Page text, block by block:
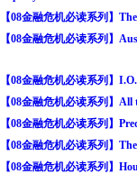
【08金融危机必读系列】
【08金融危机必读系列】
【08金融危机必读系列】
【08金融危机必读系列】All
【08金融危机必读系列】
【08金融危机必读系列】
【08金融危机必读系列】